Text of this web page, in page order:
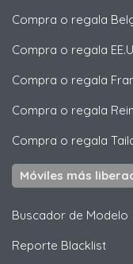
Compra o regala
Compra o regala
Compra o regala
Compra o regala
Compra o regala
Móviles más
Buscador de Modelo
Reporte Blacklist